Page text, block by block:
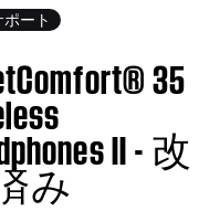
ート
35
II - 改
み